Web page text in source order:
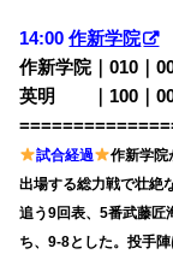
14:00作新学院
作新学院｜010｜
英明 ｜100｜
試合経過
作新学院
出場する総力戦で壮絶
追う9回表、5番武藤匠
ち、9-8とした。投手